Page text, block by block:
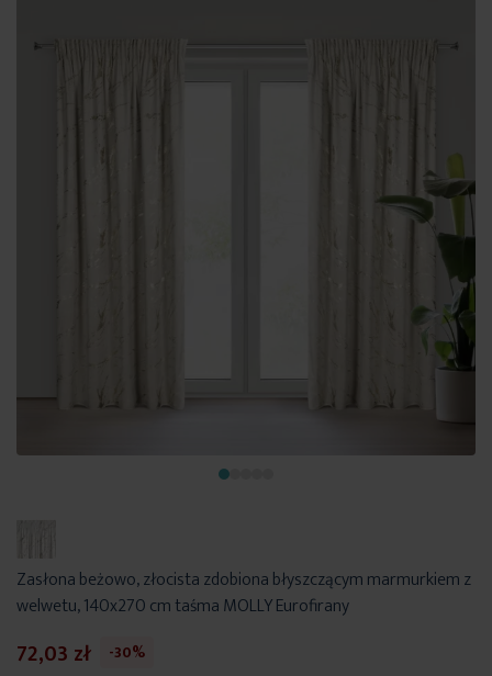
Zasłona beżowo, złocista zdobiona błyszczącym marmurkiem z
welwetu, 140x270 cm taśma MOLLY Eurofirany
72,03 zł
-30%